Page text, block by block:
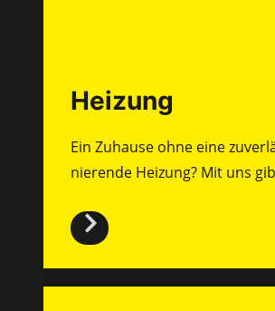
Heizung
Ein Zuhause ohne eine
nierende Heizung? Mit uns